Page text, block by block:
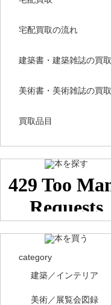
宅配買取の流れ
建築書・建築雑誌の買取
美術書・美術雑誌の買取
買取品目
category
建築／インテリア
美術／展覧会図録